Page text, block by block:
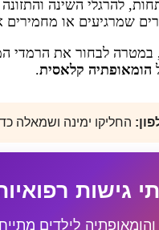
להרגלי השינה
שמרגיעים או מחמירים
במטרה לבחור את הרמדי
הומאופתיה קלאסית.
החליקו ימינה ושמאלה
גישות
והומאופתיה לילדים